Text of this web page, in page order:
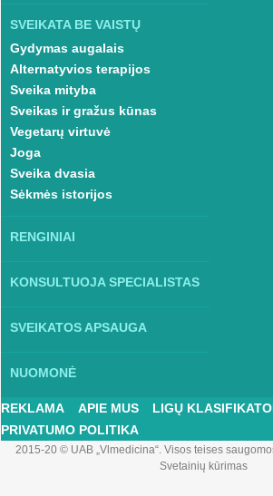
SVEIKATA BE VAISTŲ
Gydymas augalais
Alternatyvios terapijos
Sveika mityba
Sveikas ir gražus kūnas
Vegetarų virtuvė
Joga
Sveika dvasia
Sėkmės istorijos
RENGINIAI
KONSULTUOJA SPECIALISTAS
SVEIKATOS APSAUGA
NUOMONĖ
REKLAMA APIE MUS LIGŲ
PRIVATUMO POLITIKA
2015-20 © UAB „Vlmedicina“. Visos teises
Svetainių kūrimas